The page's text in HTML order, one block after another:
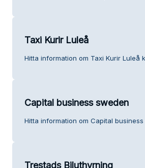
Taxi Kurir Luleå
Hitta information om Taxi Kurir Luleå
Capital business sweden
Hitta information om Capital
Trestads Biluthyrning